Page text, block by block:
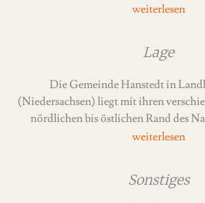
m2 großen
hier ein "Allgemeines Wohngebiet" mit
Flurstücken beträgt 800 m2, die GFZ
Es weist eine Einzelhaus- oder
max. je 2
Lage
Die Gemeinde Hanstedt in
(Niedersachsen) liegt mit ihren
nördlichen bis östlichen Rand des
Lüneburger Heide. Der Ort
Hanstedt, Marxen und Undeloh. Die
Sonstiges